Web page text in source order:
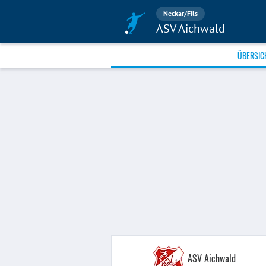
Neckar/Fils
ASV Aichwald
ASV Aichwald